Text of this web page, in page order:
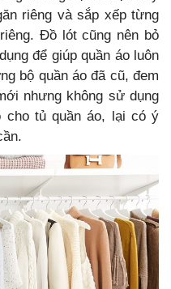
riêng và sắp xếp từng
Đồ lót cũng nên bỏ
để giúp quần áo luôn
bộ quần áo đã cũ, đem
nhưng không sử dụng
cho tủ quần áo, lại có ý